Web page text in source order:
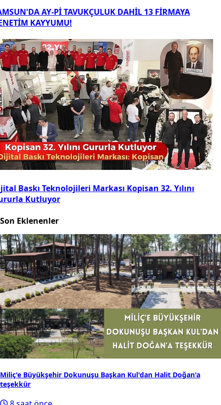
AY-Pİ TAVUKÇULUK DAHİL 13 FİRMAYA
KAYYUMU!
Baskı Teknolojileri Markası Kopisan 32. Yılını
Kutluyor
Son Eklenenler
Miliç'e Büyükşehir Dokunuşu Başkan Kul'dan Halit Doğan'a
teşekkür